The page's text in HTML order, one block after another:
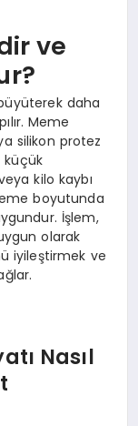
ve
daha
Meme
silikon protez
küçük
kilo kaybı
boyutunda
İşlem,
olarak
iyileştirmek ve
Nasıl